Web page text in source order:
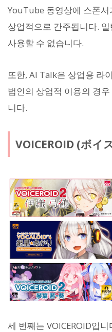
YouTube 동영상에 스폰
상업적으로 간주됩니다.
사용할 수 없습니다.
또한, AI Talk은 상업용 라
법인의 상업적 이용의 경
니다.
VOICEROID (ボイ
세 번째는 VOICEROID입니